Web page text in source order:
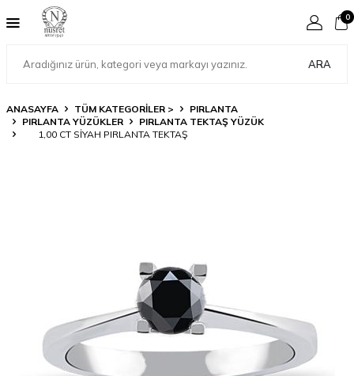
ARA
0
ANASAYFA TÜM KATEGORİLER >
PIRLANTA
PIRLANTA YÜZÜKLER
PIRLANTA TEKTAŞ YÜZÜK
1,00 CT SIYAH PIRLANTA TEKTAŞ